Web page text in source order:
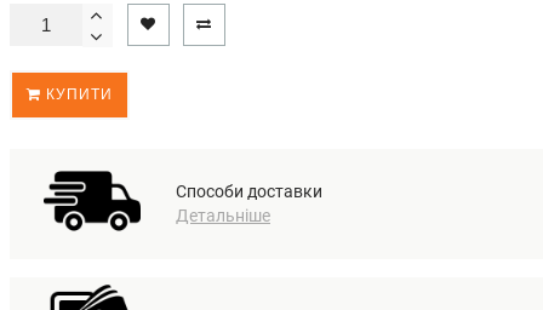
КУПИТИ
Способи доставки
Детальніше